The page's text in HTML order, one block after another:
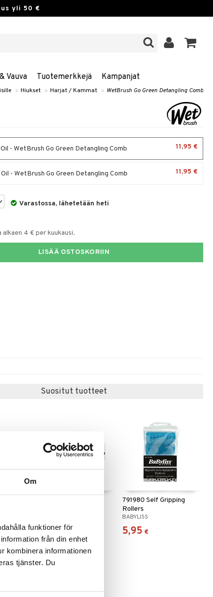
Om
funktioner för
från din enhet
kombinera informationen
tjänster. Du
yli 50 €
Vauva Tuotemerkkejä Kampanjat
» Hiukset » Harjat / Kammat » WetBrush Go Green Detangling Comb
- WetBrush Go Green Detangling Comb 11,95 €
- WetBrush Go Green Detangling Comb 11,95 €
Varastossa, lähetetään heti
alkaen 4 € per kuukausi.
LISÄÄ OSTOSKORIIN
Suositut tuotteet
7,99 €
791980 Self Gripping
Rollers
BABYLISS
5,95 €